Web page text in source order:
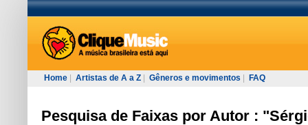
Home Artistas de A a Z Gêneros e movimentos FAQ
Pesquisa de Faixas por Autor :